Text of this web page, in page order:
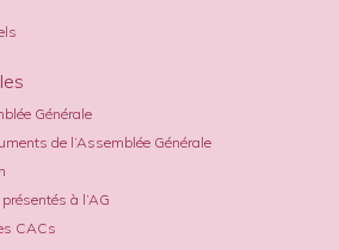
Générale
de l’Assemblée Générale
à l’AG
CACs